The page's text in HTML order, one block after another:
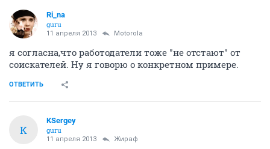
Ri_na
guru
11 апреля 2013 Motorola
я согласна,что работодатели тоже "не отстают" от
соискателей. Ну я говорю о конкретном примере.
ОТВЕТИТЬ
K
KSergey
guru
11 апреля 2013 Жираф